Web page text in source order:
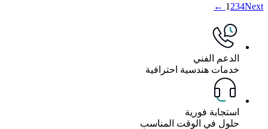
1 234Next ←
الدعم الفني
خدمات هندسية احترافية
استجابة فورية
حلول في الوقت المناسب